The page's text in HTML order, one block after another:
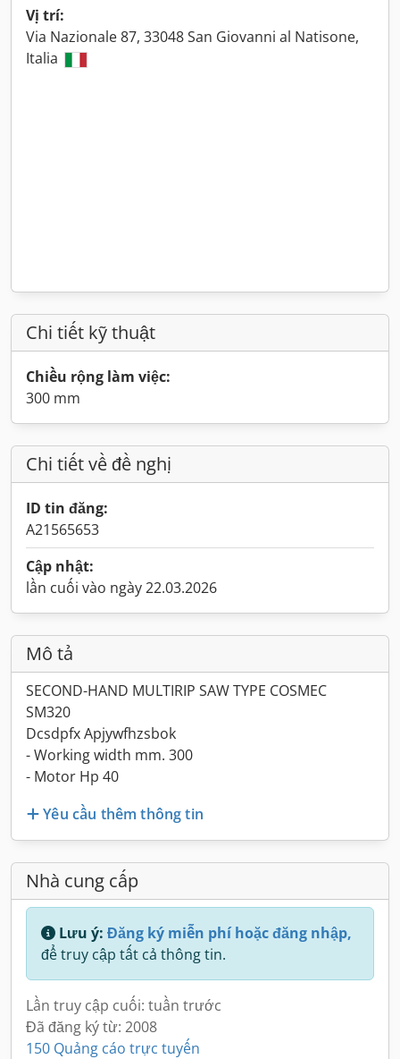
Vị trí:
Via Nazionale 87, 33048 San Giovanni al Natisone,
Italia
Chi tiết kỹ thuật
Chiều rộng làm việc:
300 mm
Chi tiết về đề nghị
ID tin đăng:
A21565653
Cập nhật:
lần cuối vào ngày 22.03.2026
Mô tả
SECOND-HAND MULTIRIP SAW TYPE COSMEC
SM320
Dcsdpfx Apjywfhzsbok
- Working width mm. 300
- Motor Hp 40
Yêu cầu thêm thông tin
Nhà cung cấp
Lưu ý: Đăng ký miễn phí hoặc đăng nhập,
để truy cập tất cả thông tin.
Lần truy cập cuối: tuần trước
Đã đăng ký từ: 2008
150 Quảng cáo trực tuyến